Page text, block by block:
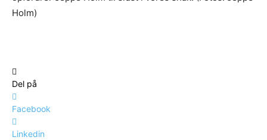
Holm)
Del på
Facebook
Linkedin